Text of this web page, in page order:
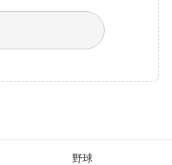
野球